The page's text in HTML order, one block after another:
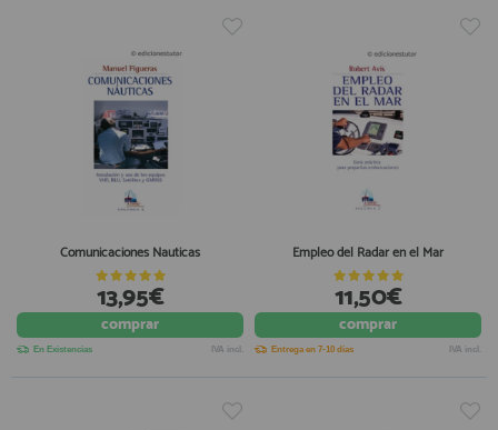
Comunicaciones Nauticas
13,95€
comprar
En Existencias IVA incl.
Empleo del Radar en el Mar
11,50€
comprar
Entrega en 7-10 días IVA incl.